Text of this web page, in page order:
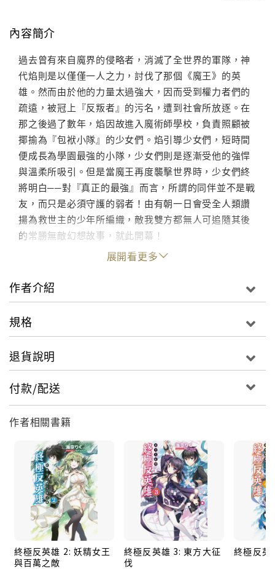
內容簡介
過去曾有來自魔界的侵略者，消滅了全世界的軍隊，神
代焰則是以僅僅一人之力，討伐了那個《魔王》的英
雄。然而由於他的力量太過強大，因而受到權力者們的
疏遠，被冠上『反叛者』的污名，遭到社會所放逐。在
那之後過了數年，焰因故進入魔術師學校，負責照顧被
揶揄為『包袱小隊』的少女們。焰引導少女們，短時間
便成長為學園最強的小隊，少女們則是逐漸受他的強悍
與溫柔所吸引。但是當魔王再度襲擊世界時，少女們終
將明白──對『真正的最強』而言，所謂的同伴並不是戰
友，而只是必須守護的弱者！由有朝一日會受全人類讚
揚為救世主的少年所編織，敵我雙方都無人可追隨其後
的常勝無敵幻想故事，就此開幕！
展開看更多
作者介紹
規格
退貨說明
付款/配送
作者相關書籍
終極反英雄 2: 妖精女王
與百萬之敵
終極反英雄 3: 東方大征
伐
終極反英